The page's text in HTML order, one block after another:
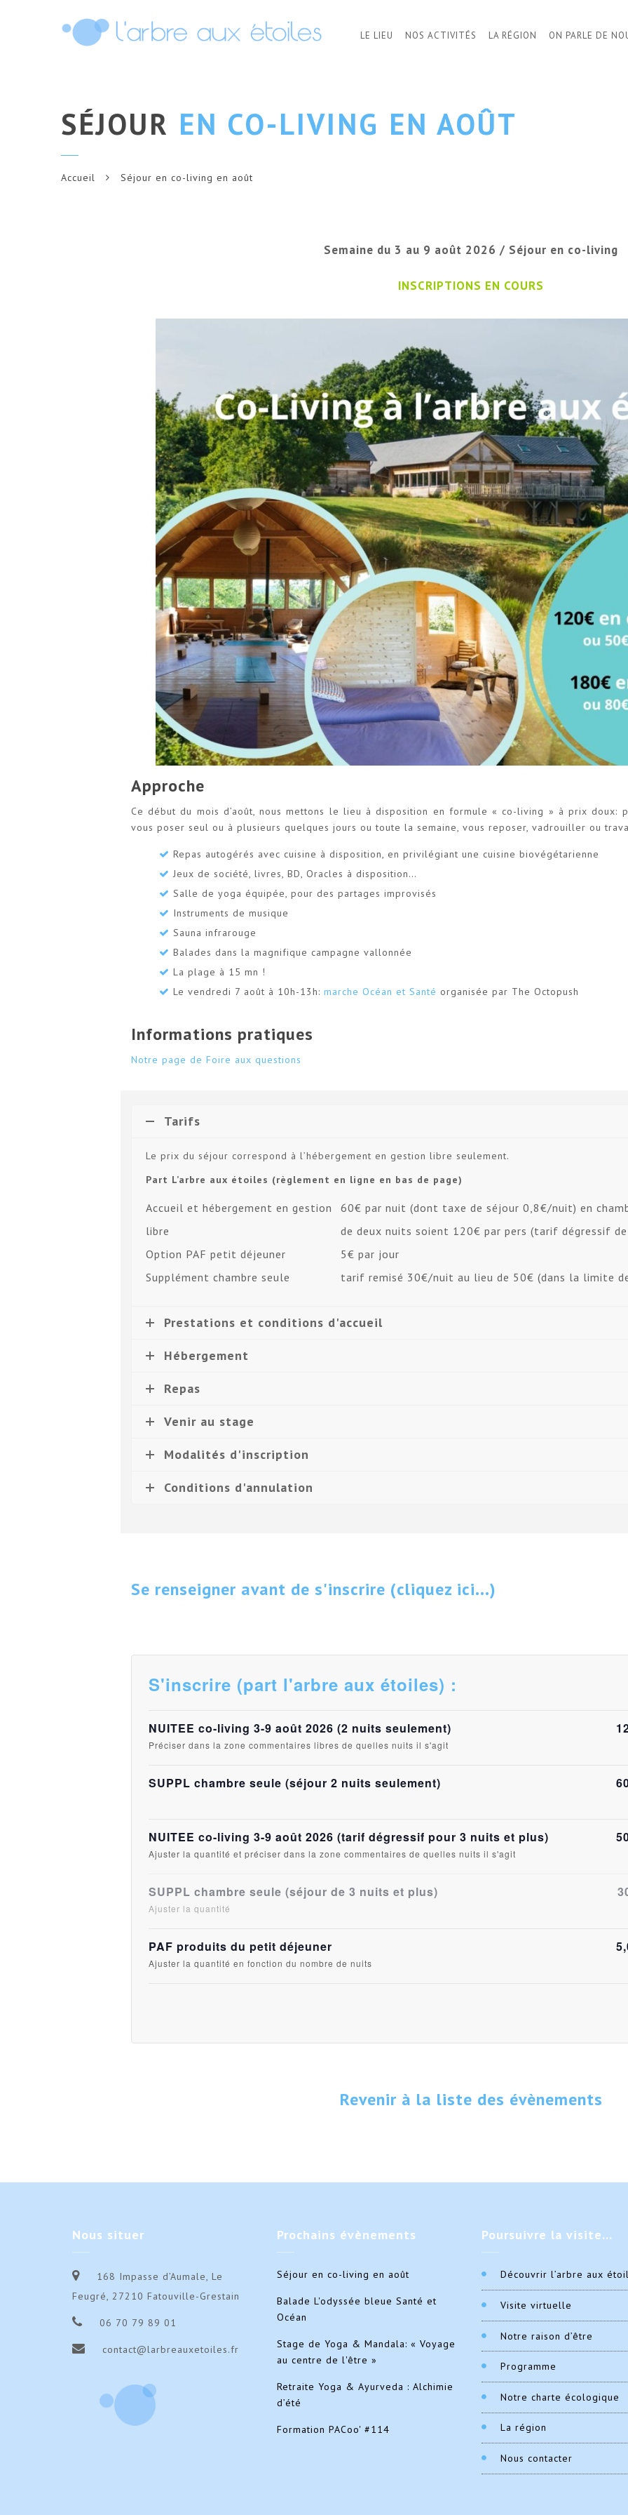
LE LIEU NOS ACTIVITÉS LA RÉGION ON PARLE DE
SÉJOUR EN CO-LIVING EN AOÛT
Accueil Séjour en co-living en août
Semaine du 3 au 9 août 2026 / Séjour en co-living
INSCRIPTIONS EN COURS
Approche
Ce début du mois d’août, nous mettons le lieu à disposition en formule « co-living » à prix
vous poser seul ou à plusieurs quelques jours ou toute la semaine, vous reposer, vadrouiller ou
Repas autogérés avec cuisine à disposition, en privilégiant une cuisine biovégétarienne
Jeux de société, livres, BD, Oracles à disposition…
Salle de yoga équipée, pour des partages improvisés
Instruments de musique
Sauna infrarouge
Balades dans la magnifique campagne vallonnée
La plage à 15 mn !
Le vendredi 7 août à 10h-13h: marche Océan et Santé organisée par The Octopush
Informations pratiques
Notre page de Foire aux questions
Tarifs
Le prix du séjour correspond à l’hébergement en gestion libre seulement.
Part L’arbre aux étoiles (règlement en ligne en bas de page)
Accueil et hébergement en gestion
libre
60€ par nuit (dont taxe de séjour 0,8€/nuit) en
de deux nuits soient 120€ par pers (tarif dégressif
Option PAF petit déjeuner
5€ par jour
Supplément chambre seule
tarif remisé 30€/nuit au lieu de 50€ (dans la limite
Prestations et conditions d'accueil
Hébergement
Repas
Venir au stage
Modalités d'inscription
Conditions d'annulation
Se renseigner avant de s'inscrire (cliquez ici...)
S'inscrire (part l'arbre aux étoiles) :
NUITEE co-living 3-9 août 2026 (2 nuits seulement)
Préciser dans la zone commentaires libres de quelles nuits il s'agit
SUPPL chambre seule (séjour 2 nuits seulement)
NUITEE co-living 3-9 août 2026 (tarif dégressif pour 3 nuits et plus)
Ajuster la quantité et préciser dans la zone commentaires de quelles nuits il s'agit
SUPPL chambre seule (séjour de 3 nuits et plus)
Ajuster la quantité
PAF produits du petit déjeuner
Ajuster la quantité en fonction du nombre de nuits
Revenir à la liste des évènements
Nous situer
168 Impasse d’Aumale, Le
Feugré, 27210 Fatouville-Grestain
06 70 79 89 01
contact@larbreauxetoiles.fr
Prochains évènements
Séjour en co-living en août
Balade L'odyssée bleue Santé et
Océan
Stage de Yoga & Mandala: « Voyage
au centre de l'être »
Retraite Yoga & Ayurveda : Alchimie
d’été
Formation PACoo' #114
Poursuivre la visite…
Découvrir l’arbre aux
Visite virtuelle
Notre raison d’être
Programme
Notre charte écologique
La région
Nous contacter